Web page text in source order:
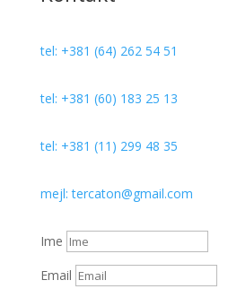
tel: +381 (64) 262 54 51
tel: +381 (60) 183 25 13
tel: +381 (11) 299 48 35
mejl: tercaton@gmail.com
Ime
Email